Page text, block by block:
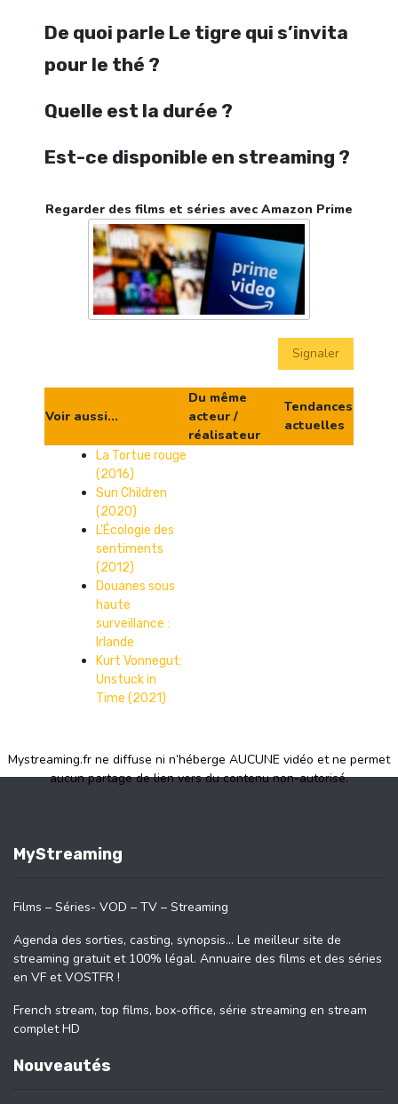
De quoi parle Le tigre qui s’invita
pour le thé ?
Quelle est la durée ?
Est-ce disponible en streaming ?
Regarder des films et séries avec Amazon Prime
Signaler
Voir aussi...
Du même
acteur /
réalisateur
Tendances
actuelles
La Tortue rouge
(2016)
Sun Children
(2020)
L’Écologie des
sentiments
(2012)
Douanes sous
haute
surveillance :
Irlande
Kurt Vonnegut:
Unstuck in
Time (2021)
Mystreaming.fr ne diffuse ni n’héberge AUCUNE vidéo et ne permet
aucun partage de lien vers du contenu non-autorisé.
MyStreaming
Films – Séries- VOD – TV – Streaming
Agenda des sorties, casting, synopsis… Le meilleur site de
streaming gratuit et 100% légal. Annuaire des films et des séries
en VF et VOSTFR !
French stream, top films, box-office, série streaming en stream
complet HD
Nouveautés